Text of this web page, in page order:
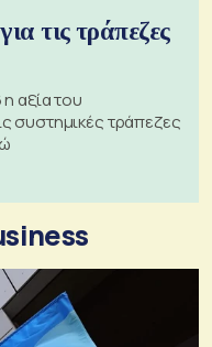
τις τράπεζες
αξία του
συστημικές τράπεζες